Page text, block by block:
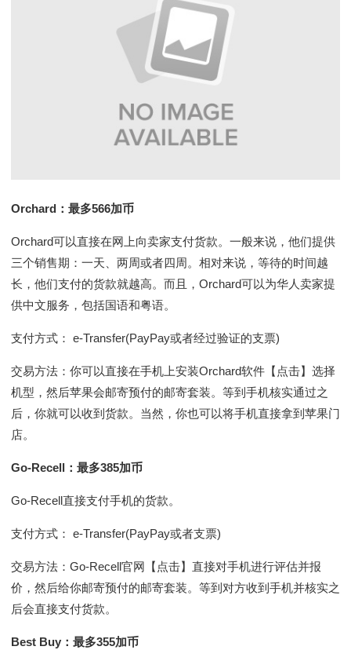
Orchard：最多566加币
Orchard可以直接在网上向卖家支付货款。一般来说，他们提供
三个销售期：一天、两周或者四周。相对来说，等待的时间越
长，他们支付的货款就越高。而且，Orchard可以为华人卖家提
供中文服务，包括国语和粤语。
支付方式： e-Transfer(PayPay或者经过验证的支票)
交易方法：你可以直接在手机上安装Orchard软件【点击】选择
机型，然后苹果会邮寄预付的邮寄套装。等到手机核实通过之
后，你就可以收到货款。当然，你也可以将手机直接拿到苹果门
店。
Go-Recell：最多385加币
Go-Recell直接支付手机的货款。
支付方式： e-Transfer(PayPay或者支票)
交易方法：Go-Recell官网【点击】直接对手机进行评估并报
价，然后给你邮寄预付的邮寄套装。等到对方收到手机并核实之
后会直接支付货款。
Best Buy：最多355加币